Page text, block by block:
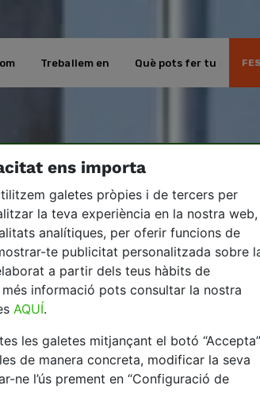
Treballem en Què pots fer tu
ens importa
galetes pròpies i de tercers per
la teva experiència en la nostra web,
analítiques, per oferir funcions de
te publicitat personalitzada sobre
a partir dels teus hàbits de
informació pots consultar la nostra
AQUÍ.
les galetes mitjançant el botó “Accepta”
de manera concreta, modificar la seva
ne l’ús prement en “Configuració de